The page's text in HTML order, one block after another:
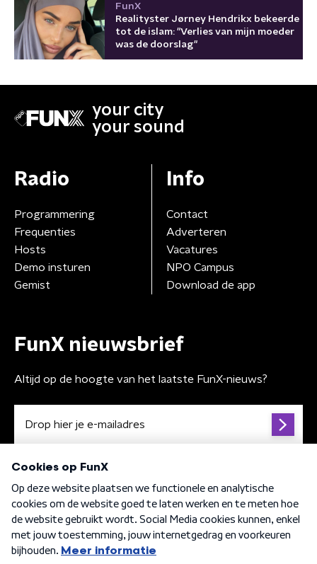
FunX
Realityster Jørney Hendrikx bekeerde
tot de islam: "Verlies van mijn moeder
was de doorslag"
your city
your sound
Radio
Programmering
Frequenties
Hosts
Demo insturen
Gemist
Info
Contact
Adverteren
Vacatures
NPO Campus
Download de app
FunX nieuwsbrief
Altijd op de hoogte van het laatste FunX-nieuws?
Algemene voorwaarden Privacybeleid